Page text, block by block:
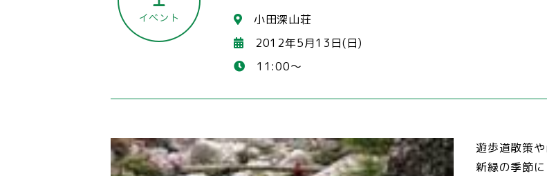
小田深山荘
2012年5月13日(日)
11:00～
遊歩道散策
新緑の季節